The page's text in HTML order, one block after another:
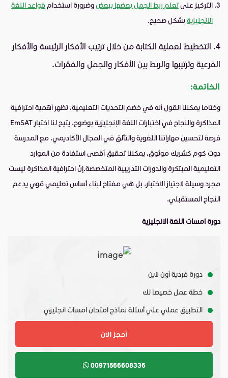
التركيز علىتعلم ربط الجمل بعضها ببعضوضرورة استخدام قواعد اللغة
الانجليزية بشكل صحيح.
4. التخطيط لعملية الكتابة من خلال ترتيب الأفكار الرئيسة والأفكار
الفرعية وترتيبها والربط بين الأفكار والجمل والفقرات.
الخاتمة:
وختاما يمكننا القول أنه في خضم التحديات التعليمية، تظهر أهمية احترافية
المذاكرة والنجاح في اختبارات اللغة الإنجليزية بوضوح. يتيح لنا اختبار EmSAT
فرصة لتحسين مهاراتنا اللغوية والتألق في المجال الأكاديمي. مع المدرسة
دوت كوم كشريك موثوق، يمكننا تحقيق أقصى استفادة من الموارد
التعليمية المبتكرة والدورات التدريبية المتخصصة.إنَّ احترافية المذاكرة ليست
مجرد وسيلة لاجتياز الاختبار، بل هي مفتاح لبناء أساس تعليمي قوي يدعم
النجاح المستقبلي.
دورة امسات اللغة الانجليزية
دورة فردية أون لاين
خطة عمل خصيصا لك
التطبيق عملي علي أسئلة نماذج امتحان امسات انجليزي
أحجز الآن
00971566608336